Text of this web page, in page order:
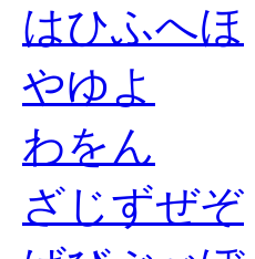
はひふへほ
やゆよ
わを ん
ざ じずぜぞ